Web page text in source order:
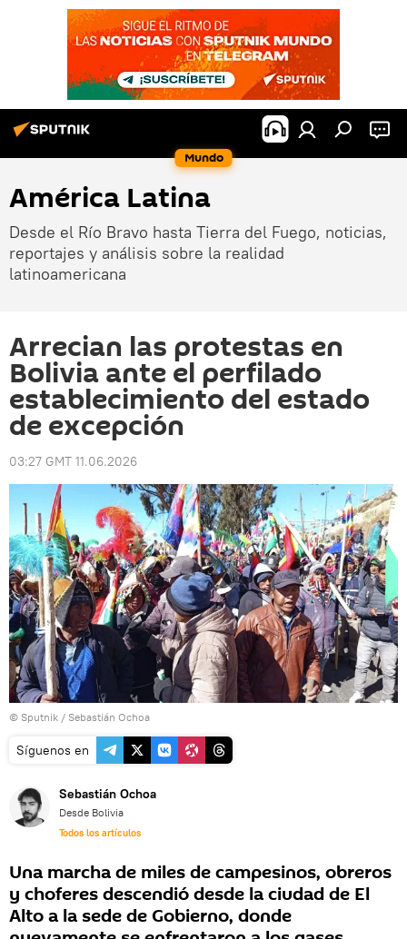
Mundo
América Latina
Desde el Río Bravo hasta Tierra del Fuego, noticias,
reportajes y análisis sobre la realidad
latinoamericana
Arrecian las protestas en
Bolivia ante el perfilado
establecimiento del estado
de excepción
03:27 GMT 11.06.2026
© Sputnik / Sebastián Ochoa
Síguenos en
Sebastián Ochoa
Desde Bolivia
Todos los artículos
Una marcha de miles de campesinos, obreros
y choferes descendió desde la ciudad de El
Alto a la sede de Gobierno, donde